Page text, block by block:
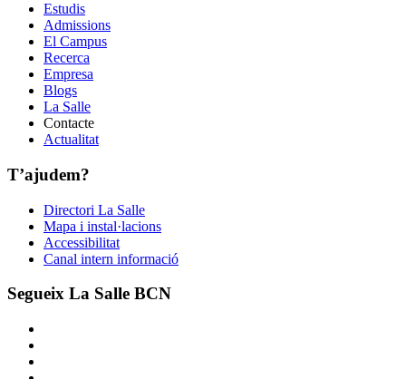
Estudis
Admissions
El Campus
Recerca
Empresa
Blogs
La Salle
Contacte
Actualitat
T’ajudem?
Directori La Salle
Mapa i instal·lacions
Accessibilitat
Canal intern informació
Segueix La Salle BCN